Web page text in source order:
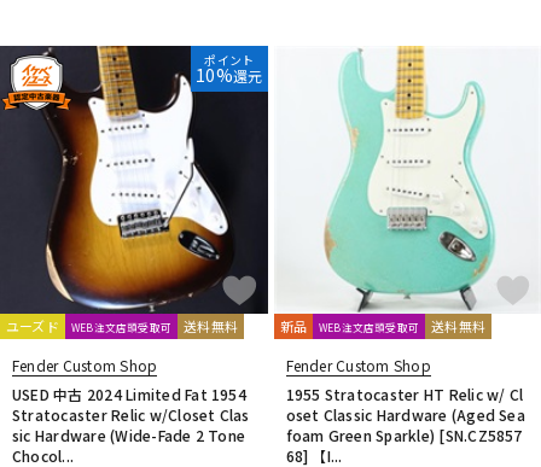
ポイント
10%還元
ユーズド WEB注文店頭受取可 送料無料
Fender Custom Shop
USED 中古 2024 Limited Fat 1954
Stratocaster Relic w/Closet Clas
sic Hardware (Wide-Fade 2 Tone
Chocol...
新品 WEB注文店頭受取可 送料無料
Fender Custom Shop
1955 Stratocaster HT Relic w/ Cl
oset Classic Hardware (Aged Sea
foam Green Sparkle) [SN.CZ5857
68] 【I...